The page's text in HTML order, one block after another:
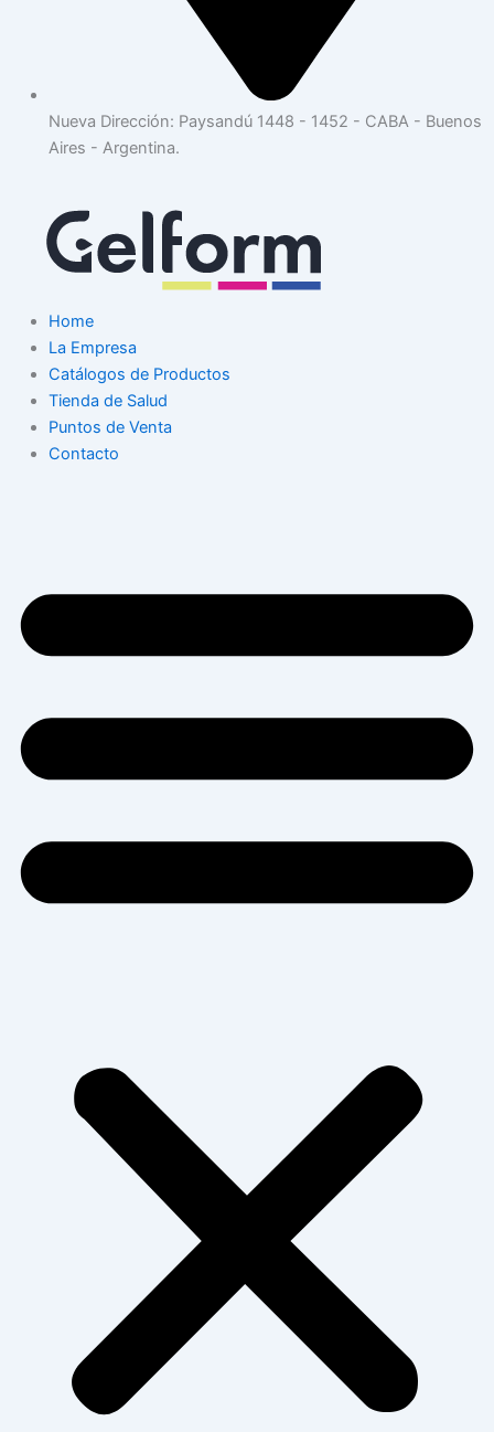
Nueva Dirección: Paysandú 1448 - 1452 - CABA - Buenos
Aires - Argentina.
Home
La Empresa
Catálogos de Productos
Tienda de Salud
Puntos de Venta
Contacto